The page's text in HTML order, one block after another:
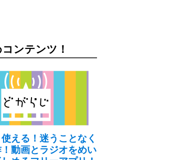
ンテンツ！
える！迷うことなく
動画とラジオをめい